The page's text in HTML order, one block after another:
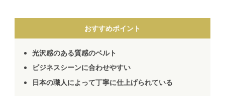
おすすめポイント
光沢感のある質感のベルト
ビジネスシーンに合わせやすい
日本の職人によって丁寧に仕上げられている